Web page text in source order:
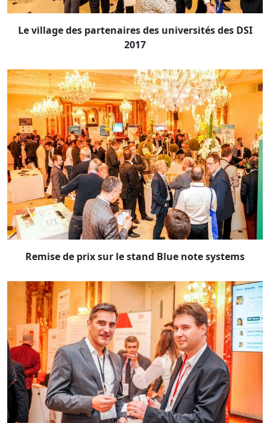
Le village des partenaires des universités des DSI
2017
Remise de prix sur le stand Blue note systems